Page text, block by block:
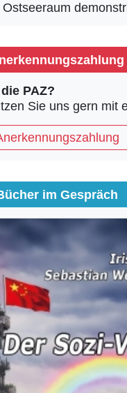
PAZ?
Sie uns gern mit
im Gespräch